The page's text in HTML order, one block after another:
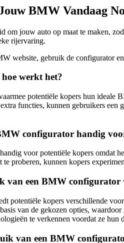
BMW Vandaag
jouw auto op maat te maken,
rijervaring.
website, gebruik de configurator
werkt het?
potentiële kopers hun ideale
functies, kunnen gebruikers
configurator handig
voor potentiële kopers omdat
proberen, kunnen kopers
van een BMW configurator
potentiële kopers verschillende
van de gekozen opties,
te verkennen voordat ze hun
van een BMW